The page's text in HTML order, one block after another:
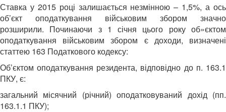
Ставка у 2015 році залишається незмінною – 1,5%, а ось
об’єкт оподаткування військовим збором значно
розширили. Починаючи з 1 січня цього року об»єктом
оподаткування військовим збором є доходи, визначені
статтею 163 Податкового кодексу:
Об’єктом оподаткування резидента, відповідно до п. 163.1
ПКУ, є:
загальний місячний (річний) оподатковуваний дохід (пп.
163.1.1 ПКУ);